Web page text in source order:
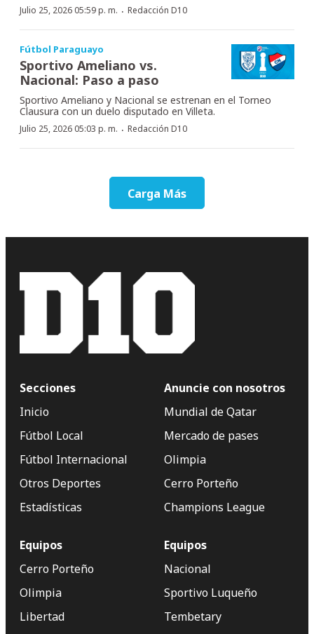
Julio 25, 2026 05:59 p. m. · Redacción D10
Fútbol Paraguayo
Sportivo Ameliano vs.
Nacional: Paso a paso
Sportivo Ameliano y Nacional se estrenan en el Torneo
Clausura con un duelo disputado en Villeta.
Julio 25, 2026 05:03 p. m. · Redacción D10
Carga Más
Secciones
Inicio
Fútbol Local
Fútbol Internacional
Otros Deportes
Estadísticas
Anuncie con nosotros
Mundial de Qatar
Mercado de pases
Olimpia
Cerro Porteño
Champions League
Equipos
Cerro Porteño
Olimpia
Libertad
Equipos
Nacional
Sportivo Luqueño
Tembetary